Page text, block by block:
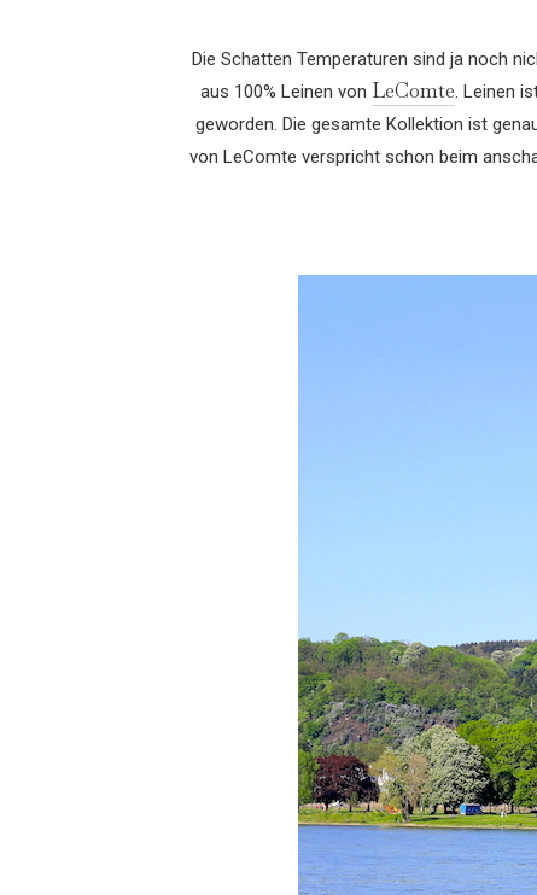
Die Schatten Temperaturen sind ja noch
aus 100% Leinen von LeComte. Leinen
geworden. Die gesamte Kollektion ist
von LeComte verspricht schon beim